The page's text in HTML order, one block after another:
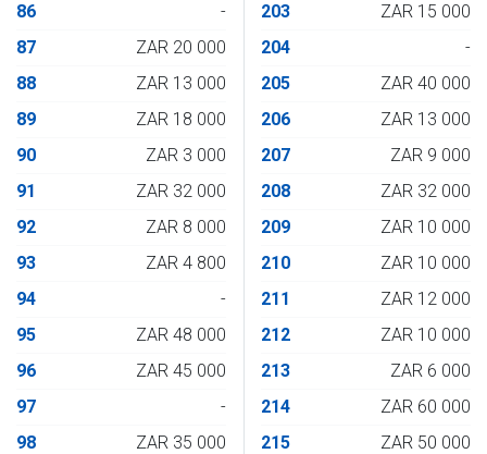
86
-
87
ZAR 20 000
88
ZAR 13 000
89
ZAR 18 000
90
ZAR 3 000
91
ZAR 32 000
92
ZAR 8 000
93
ZAR 4 800
94
-
95
ZAR 48 000
96
ZAR 45 000
97
-
98
ZAR 35 000
203
ZAR 15 000
204
-
205
ZAR 40 000
206
ZAR 13 000
207
ZAR 9 000
208
ZAR 32 000
209
ZAR 10 000
210
ZAR 10 000
211
ZAR 12 000
212
ZAR 10 000
213
ZAR 6 000
214
ZAR 60 000
215
ZAR 50 000